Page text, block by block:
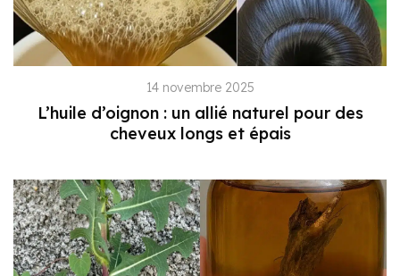
14 novembre 2025
L’huile d’oignon : un allié naturel pour des
cheveux longs et épais